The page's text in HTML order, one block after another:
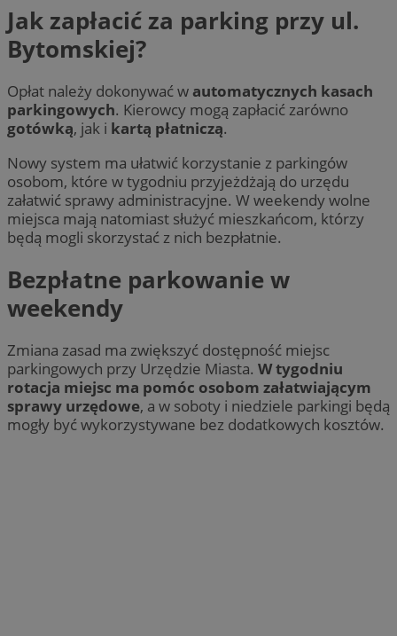
Jak zapłacić za parking przy ul.
Bytomskiej?
Opłat należy dokonywać w automatycznych kasach
parkingowych. Kierowcy mogą zapłacić zarówno
gotówką, jak i kartą płatniczą.
Nowy system ma ułatwić korzystanie z parkingów
osobom, które w tygodniu przyjeżdżają do urzędu
załatwić sprawy administracyjne. W weekendy wolne
miejsca mają natomiast służyć mieszkańcom, którzy
będą mogli skorzystać z nich bezpłatnie.
Bezpłatne parkowanie w
weekendy
Zmiana zasad ma zwiększyć dostępność miejsc
parkingowych przy Urzędzie Miasta. W tygodniu
rotacja miejsc ma pomóc osobom załatwiającym
sprawy urzędowe, a w soboty i niedziele parkingi będą
mogły być wykorzystywane bez dodatkowych kosztów.